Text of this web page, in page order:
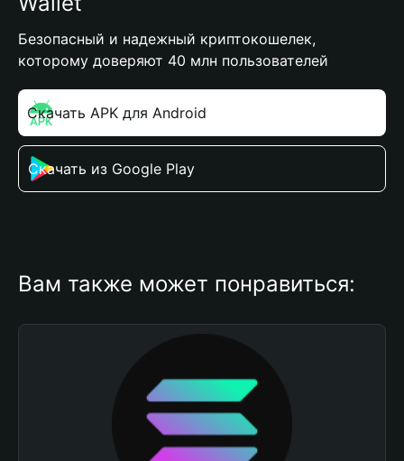
Безопасный и надежный криптокошелек,
которому доверяют 40 млн пользователей
Скачать APK для Android
Скачать из Google Play
Вам также может понравиться: